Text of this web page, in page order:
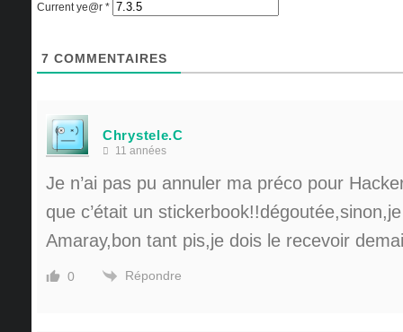
Current ye@r *
7 COMMENTAIRES
Chrystele.C
11 années
Je n’ai pas pu annuler ma préco pour
que c’était un
Amaray,bon tant pis,je dois le recevoir
0 Répondre